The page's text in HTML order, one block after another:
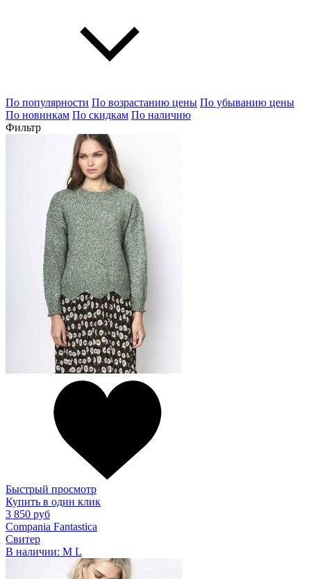
По популярности По возрастанию цены По убыванию цены
По новинкам По скидкам По наличию
Фильтр
Быстрый просмотр
Купить в один клик
3 850 руб
Compania Fantastica
Свитер
В наличии: M L